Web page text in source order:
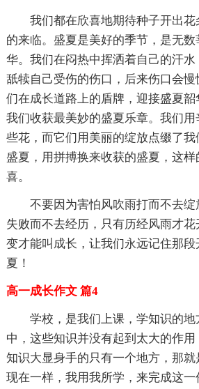
我们都在欣喜地期待种子开出
的来临。盛夏是美好的季节，是无
华。我们在闷热中挥洒着自己的汗
舐犊自己受伤的伤口，后来伤口会
们在成长道路上的盾牌，迎接盛夏韶
我们收获最美妙的盛夏乐章。我们
些花，而它们用美丽的绽放点缀了
盛夏，用拼搏换来收获的盛夏，这
喜。
不要因为害怕风吹雨打而不去
失败而不去经历，只有历经风雨才
变才能叫成长，让我们永远记住那
夏！
高一成长作文 篇4
学校，是我们上课，学知识的
中，这些知识并没有起到太大的作
知识大显身手的只有一个地方，那
现在一样，我用我所学，来完成这